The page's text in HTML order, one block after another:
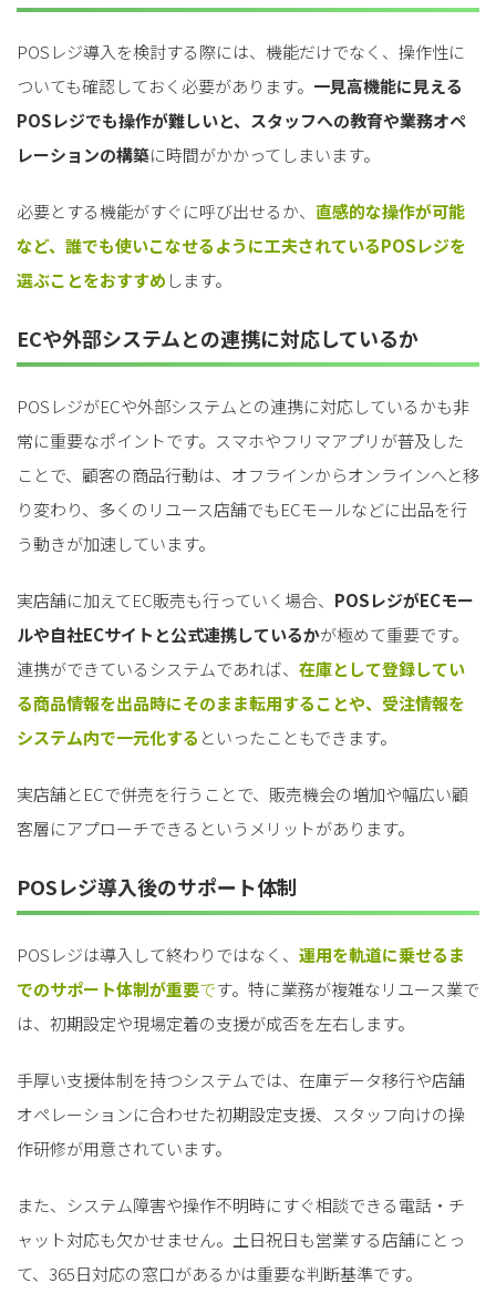
POSレジ導入を検討する際には、機能だけでなく、操作性に
ついても確認しておく必要があります。 一見高機能に見える
POSレジでも操作が難しいと、スタッフへの教育や業務オペ
レーションの構築に時間がかかってしまいます。
必要とする機能がすぐに呼び出せるか、 直感的な操作が可能
など、誰でも使いこなせるように工夫されているPOSレジを
選ぶことをおすすめ します。
ECや外部システムとの連携に対応しているか
POSレジがECや外部システムとの連携に対応しているかも非
常に重要なポイントです。スマホやフリマアプリが普及した
ことで、顧客の商品行動は、オフラインからオンラインへと移
り変わり、多くのリユース店舗でもECモールなどに出品を行
う動きが加速しています。
実店舗に加えてEC販売も行っていく場合、 POSレジがECモー
ルや自社ECサイトと公式連携しているかが極めて重要です。
連携ができているシステムであれば、 在庫として登録してい
る商品情報を出品時にそのまま転用することや、受注情報を
システム内で一元化する といったこともできます。
実店舗とECで併売を行うことで、販売機会の増加や幅広い顧
客層にアプローチできるというメリットがあります。
POSレジ導入後のサポート体制
POSレジは導入して終わりではなく、 運用を軌道に乗せるま
でのサポート体制が重要です。特に業務が複雑なリユース業で
は、初期設定や現場定着の支援が成否を左右します。
手厚い支援体制を持つシステムでは、在庫データ移行や店舗
オペレーションに合わせた初期設定支援、スタッフ向けの操
作研修が用意されています。
また、システム障害や操作不明時にすぐ相談できる電話・チ
ャット対応も欠かせません。土日祝日も営業する店舗にとっ
て、365日対応の窓口があるかは重要な判断基準です。